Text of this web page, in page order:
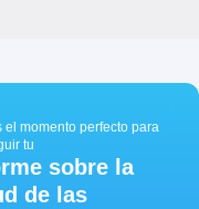
el momento perfecto para
tu
sobre la
de las